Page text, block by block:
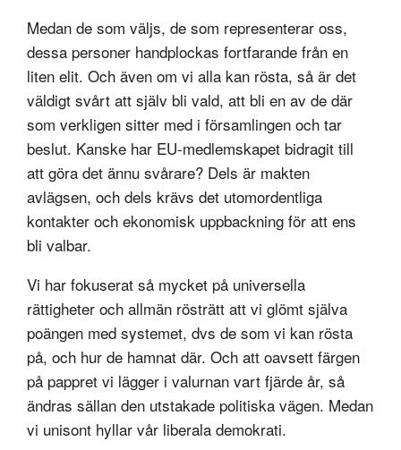
Medan de som väljs, de som representerar oss,
dessa personer handplockas fortfarande från en
liten elit. Och även om vi alla kan rösta, så är det
väldigt svårt att själv bli vald, att bli en av de där
som verkligen sitter med i församlingen och tar
beslut. Kanske har EU-medlemskapet bidragit till
att göra det ännu svårare? Dels är makten
avlägsen, och dels krävs det utomordentliga
kontakter och ekonomisk uppbackning för att ens
bli valbar.
Vi har fokuserat så mycket på universella
rättigheter och allmän rösträtt att vi glömt själva
poängen med systemet, dvs de som vi kan rösta
på, och hur de hamnat där. Och att oavsett färgen
på pappret vi lägger i valurnan vart fjärde år, så
ändras sällan den utstakade politiska vägen. Medan
vi unisont hyllar vår liberala demokrati.